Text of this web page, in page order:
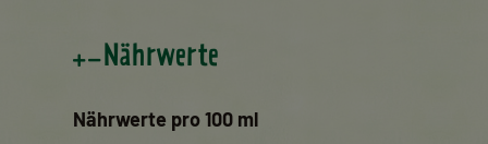
Nährwerte
Nährwerte pro 100 ml